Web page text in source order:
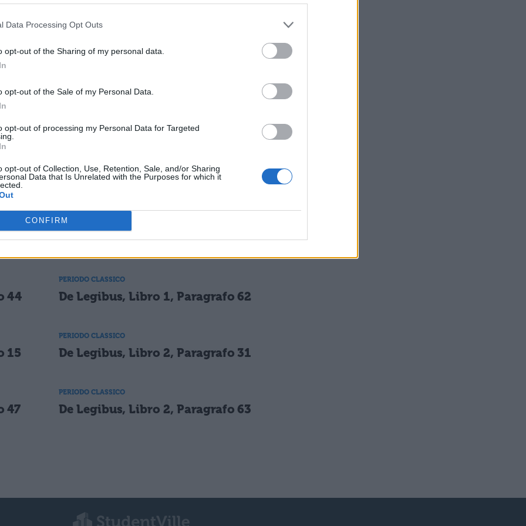
Data Processing Opt Outs
opt-out of the Sharing of my personal data.
opt-out of the Sale of my Personal Data.
opt-out of processing my Personal Data for Targeted
opt-out of Collection, Use, Retention, Sale, and/or Sharing
Data that Is Unrelated with the Purposes for which it
CONFIRM
Infatti gli oggetti in maniera identica per
cose che colpiscono i sensi, allo stesso
quelle nozioni iniziali, di cui ho già parlato,
egual modo si imprimono in tutti. Infine il
differisce quanto alle parole, ma concorda nei
che, una volta assunta la natura quale
10
PERIODO CLASSICO
De Legibus, Libro 1, Paragrafo 27
44
PERIODO CLASSICO
De Legibus, Libro 1, Paragrafo 62
15
PERIODO CLASSICO
De Legibus, Libro 2, Paragrafo 31
47
PERIODO CLASSICO
De Legibus, Libro 2, Paragrafo 63